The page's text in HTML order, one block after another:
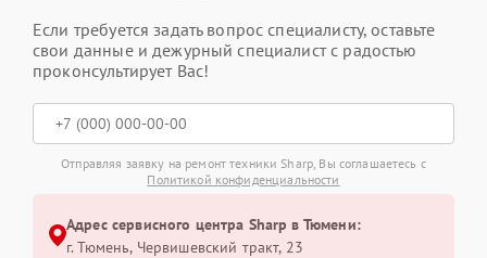
Если требуется задать вопрос специалисту, оставьте
свои данные и дежурный специалист с радостью
проконсультирует Вас!
Отправляя заявку на ремонт техники Sharp, Вы соглашаетесь с
Политикой конфиденциальности
Адрес сервисного центра Sharp в Тюмени:
г. Тюмень, ​Червишевский тракт, 23